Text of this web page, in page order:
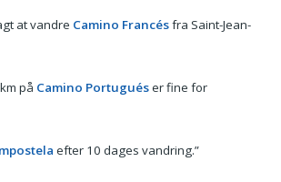
at vandre Camino Francésfra Saint-Jean-
på Camino Portuguéser fine for
efter 10 dages vandring.”